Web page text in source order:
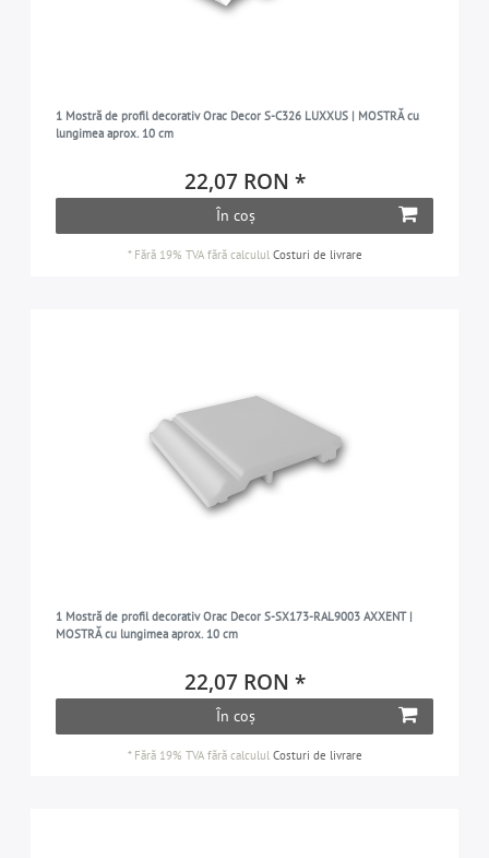
1 Mostră de profil decorativ Orac Decor S-C326 LUXXUS | MOSTRĂ cu
lungimea aprox. 10 cm
22,07 RON *
În coș
* Fără 19% TVAfără calculul Costuri de livrare
1 Mostră de profil decorativ Orac Decor S-SX173-RAL9003 AXXENT |
MOSTRĂ cu lungimea aprox. 10 cm
22,07 RON *
În coș
* Fără 19% TVAfără calculul Costuri de livrare